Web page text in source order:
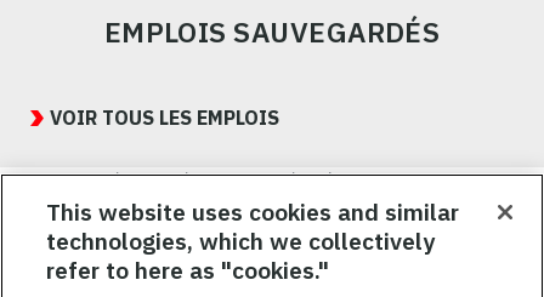
EMPLOIS SAUVEGARDÉS
JobsVOIR TOUS LES EMPLOIS
Nous visons à attirer, à mobiliser et à fidéliser une main-d’œuvre
hautement performante et diversifiée. De plus, nous croyons
qu’une culture d’inclusion amusante et décontractée aide nos
employés à réaliser leur plein potentiel. Nous donnons les moyens
à nos employés, sans égard à leur race, leur couleur, leur religion,
This website uses cookies and similar
technologies, which we collectively
refer to here as "cookies."